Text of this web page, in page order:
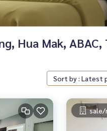
Hua Mak, ABAC,
Sort by :